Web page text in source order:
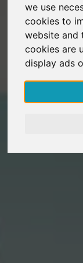
we use
cookies to
website and
cookies are
display ads